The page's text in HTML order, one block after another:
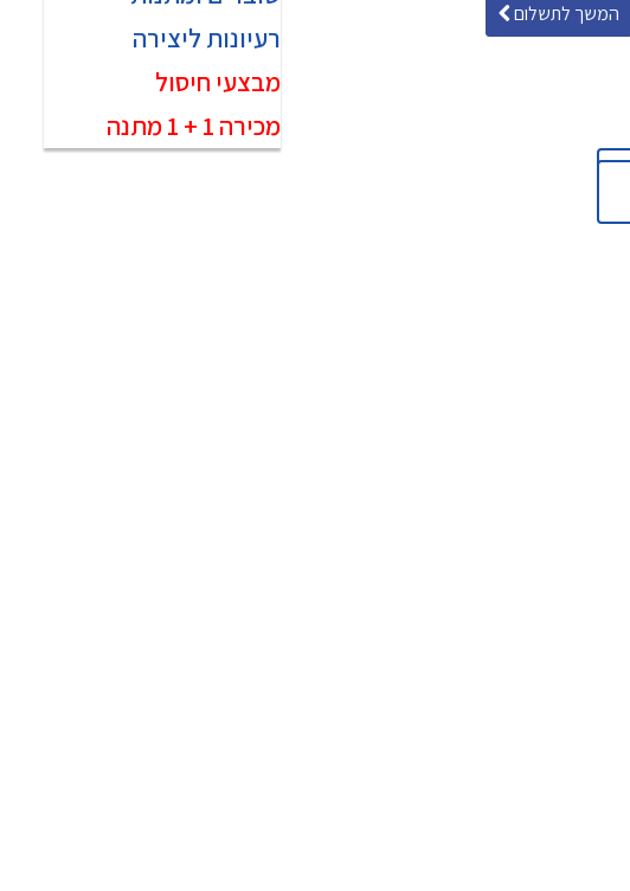
מבצעי חיסול
רעיונות ליצירה
מכירה 1 + 1 מתנה
המשך לתשלום